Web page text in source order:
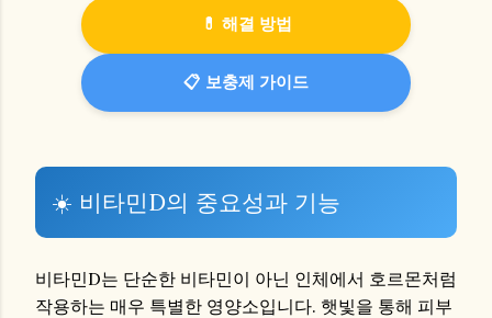
💊 해결 방법
📋 보충제 가이드
☀️ 비타민D의 중요성과 기능
비타민D는 단순한 비타민이 아닌 인체에서 호르몬처럼
작용하는 매우 특별한 영양소입니다. 햇빛을 통해 피부